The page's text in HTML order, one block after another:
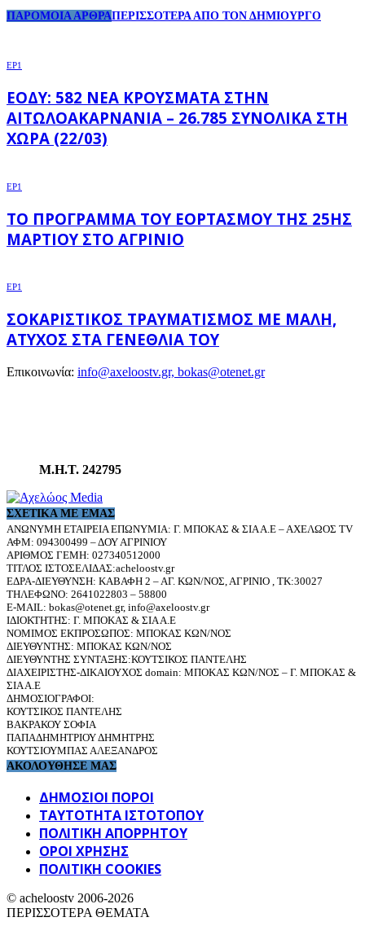
ΠΑΡΟΜΟΙΑ ΑΡΘΡΑΠΕΡΙΣΣΟΤΕΡΑ ΑΠΟ ΤΟΝ ΔΗΜΙΟΥΡΓΟ
EP1
ΕΟΔΥ: 582 ΝΈΑ ΚΡΟΎΣΜΑΤΑ ΣΤΗΝ
ΑΙΤΩΛΟΑΚΑΡΝΑΝΊΑ – 26.785 ΣΥΝΟΛΙΚΆ ΣΤΗ
ΧΏΡΑ (22/03)
EP1
ΤΟ ΠΡΌΓΡΑΜΜΑ ΤΟΥ ΕΟΡΤΑΣΜΟΎ ΤΗΣ 25ΗΣ
ΜΑΡΤΊΟΥ ΣΤΟ ΑΓΡΊΝΙΟ
EP1
ΣΟΚΑΡΙΣΤΙΚΌΣ ΤΡΑΥΜΑΤΙΣΜΌΣ ΜΕ ΜΑΛΉ,
ΆΤΥΧΟΣ ΣΤΑ ΓΕΝΈΘΛΙΆ ΤΟΥ
Επικοινωνία: info@axeloostv.gr, bokas@otenet.gr
Μ.Η.Τ. 242795
ΣΧΕΤΙΚΆ ΜΕ ΕΜΆΣ
ΑΝΩΝΥΜΗ ΕΤΑΙΡΕΙΑ ΕΠΩΝΥΜΙΑ: Γ. ΜΠΟΚΑΣ & ΣΙΑ Α.Ε – ΑΧΕΛΩΟΣ TV
ΑΦΜ: 094300499 – ΔΟΥ ΑΓΡΙΝΙΟΥ
ΑΡΙΘΜΟΣ ΓΕΜΗ: 027340512000
ΤΙΤΛΟΣ ΙΣΤΟΣΕΛΙΔΑΣ:acheloostv.gr
ΕΔΡΑ-ΔΙΕΥΘΥΝΣΗ: ΚΑΒΑΦΗ 2 – ΑΓ. ΚΩΝ/ΝΟΣ, ΑΓΡΙΝΙΟ , ΤΚ:30027
ΤΗΛΕΦΩΝΟ: 2641022803 – 58800
E-MAIL: bokas@otenet.gr, info@axeloostv.gr
ΙΔΙΟΚΤΗΤΗΣ: Γ. ΜΠΟΚΑΣ & ΣΙΑ Α.Ε
ΝΟΜΙΜΟΣ ΕΚΠΡΟΣΩΠΟΣ: ΜΠΟΚΑΣ ΚΩΝ/ΝΟΣ
ΔΙΕΥΘΥΝΤΗΣ: ΜΠΟΚΑΣ ΚΩΝ/ΝΟΣ
ΔΙΕΥΘΥΝΤΗΣ ΣΥΝΤΑΞΗΣ:ΚΟΥΤΣΙΚΟΣ ΠΑΝΤΕΛΗΣ
ΔΙΑΧΕΙΡΙΣΤΗΣ-ΔΙΚΑΙΟΥΧΟΣ domain: ΜΠΟΚΑΣ ΚΩΝ/ΝΟΣ – Γ. ΜΠΟΚΑΣ &
ΣΙΑ Α.Ε
ΔΗΜΟΣΙΟΓΡΑΦΟΙ:
ΚΟΥΤΣΙΚΟΣ ΠΑΝΤΕΛΗΣ
ΒΑΚΡΑΚΟΥ ΣΟΦΙΑ
ΠΑΠΑΔΗΜΗΤΡΙΟΥ ΔΗΜΗΤΡΗΣ
ΚΟΥΤΣΙΟΥΜΠΑΣ ΑΛΕΞΑΝΔΡΟΣ
ΑΚΟΛΟΥΘΗΣΕ ΜΑΣ
ΔΗΜΟΣΙΟΙ ΠΟΡΟΙ
ΤΑΥΤΌΤΗΤΑ ΙΣΤΌΤΟΠΟΥ
ΠΟΛΙΤΙΚΉ ΑΠΟΡΡΉΤΟΥ
ΌΡΟΙ ΧΡΉΣΗΣ
ΠΟΛΙΤΙΚΗ COOKIES
© acheloostv 2006-2026
ΠΕΡΙΣΣΟΤΕΡΑ ΘΕΜΑΤΑ